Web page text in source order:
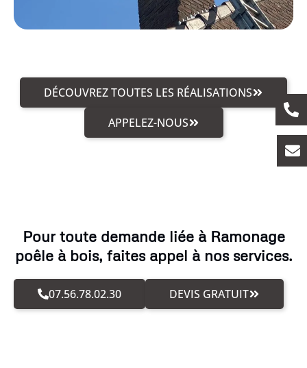
DÉCOUVREZ TOUTES LES RÉALISATIONS
APPELEZ-NOUS
Pour toute demande liée à Ramonage
poêle à bois, faites appel à nos services.
07.56.78.02.30 DEVIS GRATUIT